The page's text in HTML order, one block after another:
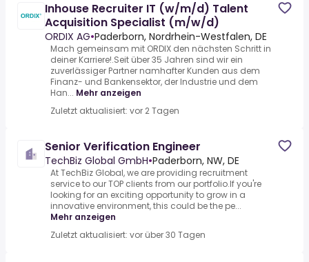
Inhouse Recruiter IT (w/m/d) Talent
Acquisition Specialist (m/w/d)
ORDIX AG•Paderborn, Nordrhein-Westfalen, DE
Mach gemeinsam mit ORDIX den nächsten Schritt in
deiner Karriere!.Seit über 35 Jahren sind wir ein
zuverlässiger Partner namhafter Kunden aus dem
Finanz- und Bankensektor, der Industrie und dem
Han... Mehr anzeigen
Zuletzt aktualisiert: vor 2 Tagen
Senior Verification Engineer
TechBiz Global GmbH•Paderborn, NW, DE
At TechBiz Global, we are providing recruitment
service to our TOP clients from our portfolio.If you're
looking for an exciting opportunity to grow in a
innovative environment, this could be the pe...
Mehr anzeigen
Zuletzt aktualisiert: vor über 30 Tagen